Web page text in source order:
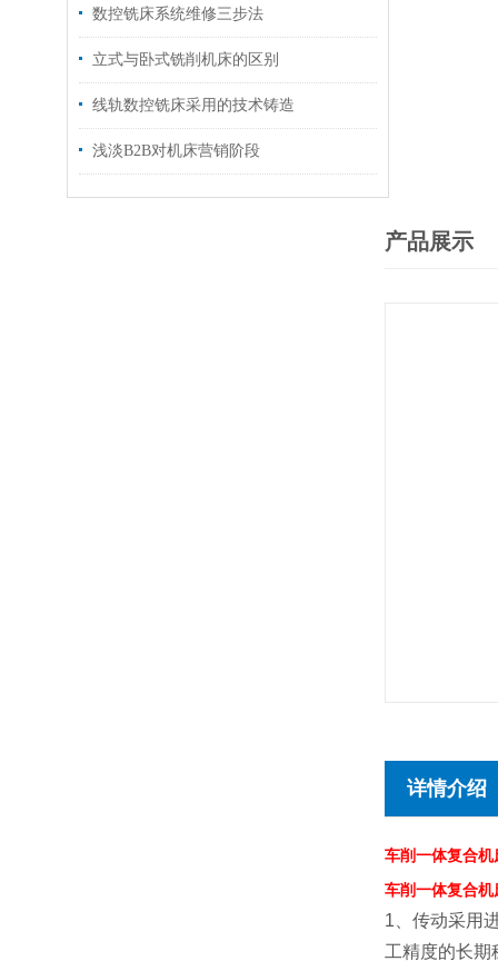
数控铣床系统维修三步法
立式与卧式铣削机床的区别
线轨数控铣床采用的技术铸造
浅淡B2B对机床营销阶段
产品展示
详情介绍
车削一体复合
车削一体复合
1、传动采用
工精度的长期